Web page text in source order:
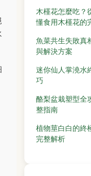
木槿花怎麼吃？
懂食用木槿花的
魚菜共生失敗真
與解決方案
迷你仙人掌澆水
巧
酪梨盆栽塑型全
整指南
植物莖白白的終
完整解析